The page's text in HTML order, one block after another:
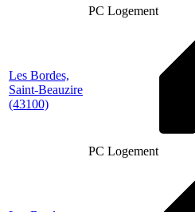
PC Logement
Les Bordes,
Saint-Beauzire
(43100)
PC Logement